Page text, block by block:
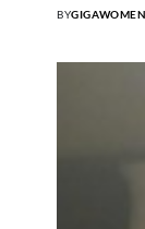
BYGIGAWOMEN